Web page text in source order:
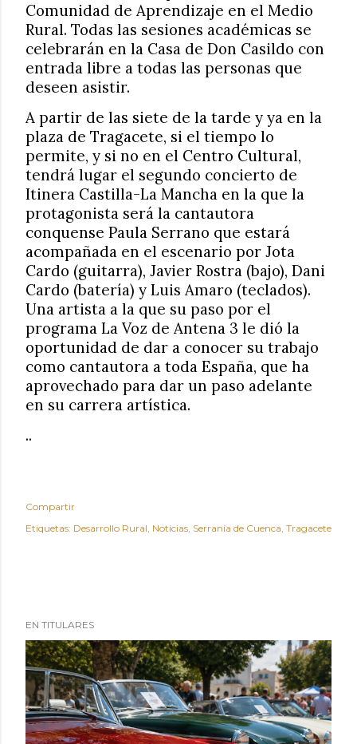
Comunidad de Aprendizaje en el Medio
Rural. Todas las sesiones académicas se
celebrarán en la Casa de Don Casildo con
entrada libre a todas las personas que
deseen asistir.
A partir de las siete de la tarde y ya en la
plaza de Tragacete, si el tiempo lo
permite, y si no en el Centro Cultural,
tendrá lugar el segundo concierto de
Itinera Castilla-La Mancha en la que la
protagonista será la cantautora
conquense Paula Serrano que estará
acompañada en el escenario por Jota
Cardo (guitarra), Javier Rostra (bajo), Dani
Cardo (batería) y Luis Amaro (teclados).
Una artista a la que su paso por el
programa La Voz de Antena 3 le dió la
oportunidad de dar a conocer su trabajo
como cantautora a toda España, que ha
aprovechado para dar un paso adelante
en su carrera artística.
..
Compartir
Etiquetas: Desarrollo Rural Noticias Serranía de Cuenca Tragacete
EN TITULARES